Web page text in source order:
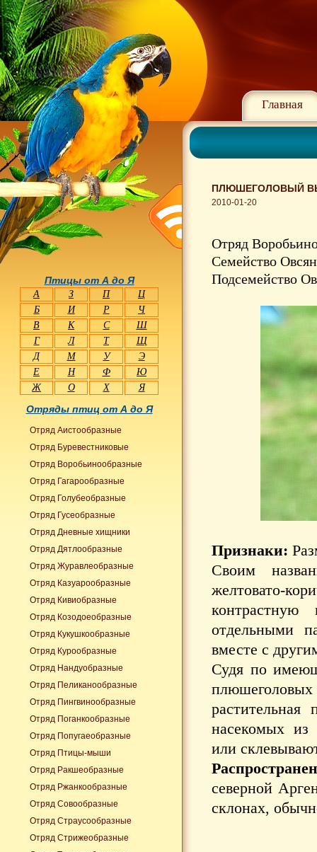
Главная
ПЛЮШЕГОЛОВЫЙ
2010-01-20
Отряд
Семейство
Подсемейство
Признаки:
Своим
желтовато-
отдельными
вместе с
Судя по
насекомых из
или
северной
склонах,
Птицы от А до Я
А З П
Ц
Б
И Р
Ч
В
К С
Ш
Г
Л Т
Щ
Д
М У
Э
Е
Н Ф
Ю
Ж
О Х Я
Отряды птиц от А до Я
Отряд Аистообразные
Отряд Буревестниковые
Отряд Воробьинообразные
Отряд Гагарообразные
Отряд Голубеобразные
Отряд Гусеобразные
Отряд Дневные хищники
Отряд Дятлообразные
Отряд Журавлеобразные
Отряд Казуарообразные
Отряд Кивиобразные
Отряд Козодоеобразные
Отряд Кукушкообразные
Отряд Курообразные
Отряд Нандуобразные
Отряд Пеликанообразные
Отряд Пингвинообразные
Отряд Поганкообразные
Отряд Попугаеобразные
Отряд Птицы-мыши
Отряд Ракшеобразные
Отряд Ржанкообразные
Отряд Совообразные
Отряд Страусообразные
Отряд Стрижеобразные